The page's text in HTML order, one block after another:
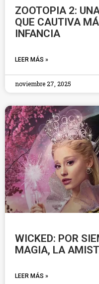
ZOOTOPIA 2:
QUE CAUTIVA
INFANCIA
LEER MÁS »
noviembre 27, 2025
WICKED: POR
MAGIA, LA
LEER MÁS »